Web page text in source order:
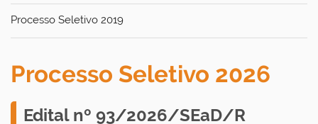
Processo Seletivo 2019
Processo Seletivo 2026
Edital nº 93/2026/SEaD/R